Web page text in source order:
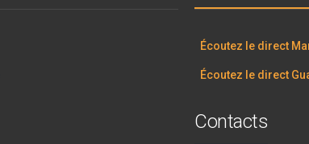
Écoutez le direct
Écoutez le direct
Contacts